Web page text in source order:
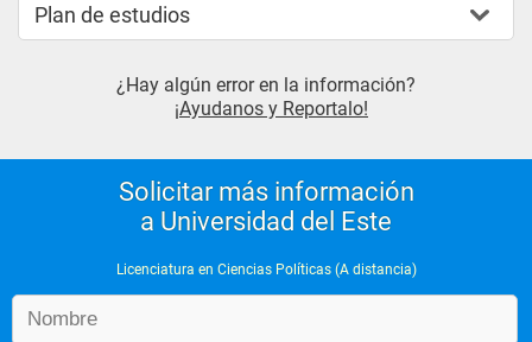
Plan de estudios
¿Hay algún error en la información?
¡Ayudanos y Reportalo!
Solicitar más información
a Universidad del Este
Licenciatura en Ciencias Políticas (A distancia)